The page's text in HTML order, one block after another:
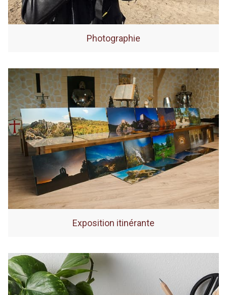
Photographie
Exposition itinérante